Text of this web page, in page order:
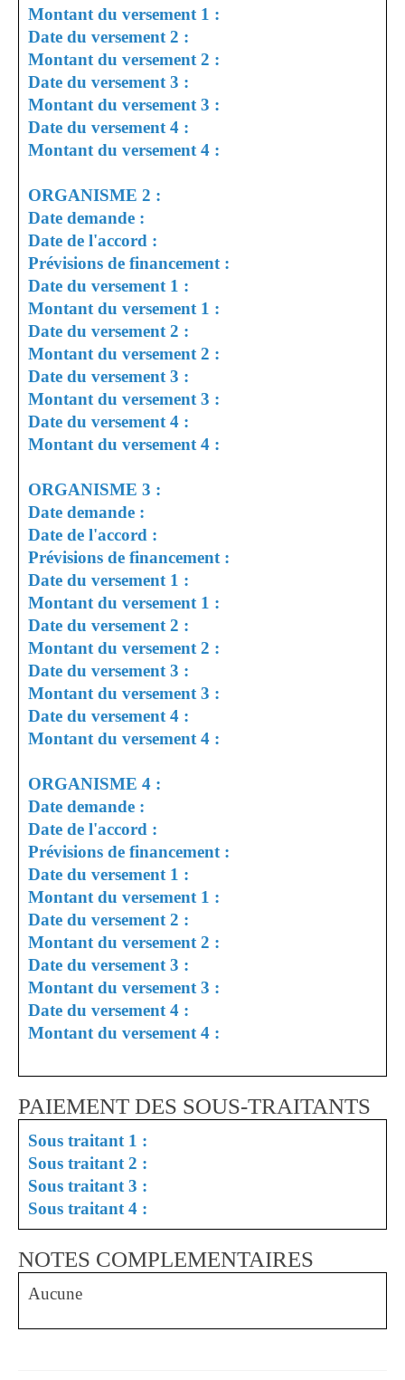
Montant du versement 1 :
Date du versement 2 :
Montant du versement 2 :
Date du versement 3 :
Montant du versement 3 :
Date du versement 4 :
Montant du versement 4 :
ORGANISME 2 :
Date demande :
Date de l'accord :
Prévisions de financement :
Date du versement 1 :
Montant du versement 1 :
Date du versement 2 :
Montant du versement 2 :
Date du versement 3 :
Montant du versement 3 :
Date du versement 4 :
Montant du versement 4 :
ORGANISME 3 :
Date demande :
Date de l'accord :
Prévisions de financement :
Date du versement 1 :
Montant du versement 1 :
Date du versement 2 :
Montant du versement 2 :
Date du versement 3 :
Montant du versement 3 :
Date du versement 4 :
Montant du versement 4 :
ORGANISME 4 :
Date demande :
Date de l'accord :
Prévisions de financement :
Date du versement 1 :
Montant du versement 1 :
Date du versement 2 :
Montant du versement 2 :
Date du versement 3 :
Montant du versement 3 :
Date du versement 4 :
Montant du versement 4 :
PAIEMENT DES SOUS-TRAITANTS
Sous traitant 1 :
Sous traitant 2 :
Sous traitant 3 :
Sous traitant 4 :
NOTES COMPLEMENTAIRES
Aucune